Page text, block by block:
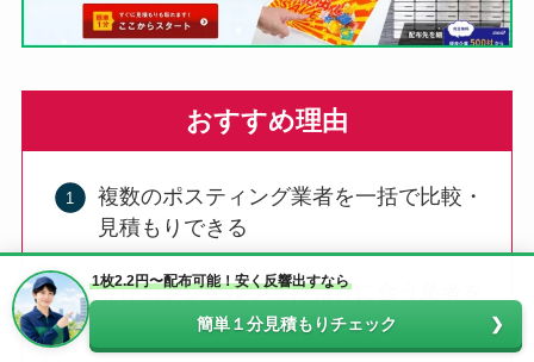
おすすめ理由
複数のポスティング業者を一括で比較・
見積もりできる
専任コンシェルジュが条件に合う業者を
選定してくれる
1枚2.2円〜配布可能！安く反響出すなら
簡単１分見積もりチェック